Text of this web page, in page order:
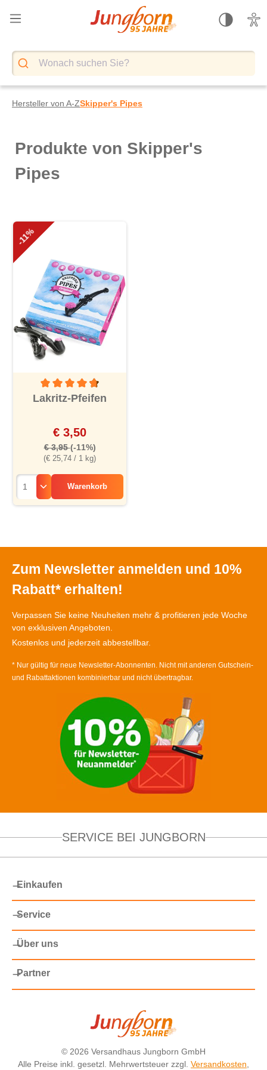
springen
Hersteller von A-ZSkipper's Pipes
Produkte von Skipper's
Pipes
-11%
Durchschnittliche Bewertung von 4.6 von 5 Sternen
Lakritz-Pfeifen
(€ 25,74 / 1 kg)
€ 3,50
€ 3,95(-11%)
Warenkorb
Zum Newsletter anmelden und 10%
Rabatt* erhalten!
Verpassen Sie keine Neuheiten mehr & profitieren jede Woche
von exklusiven Angeboten.
Kostenlos und jederzeit abbestellbar.
* Nur gültig für neue Newsletter-Abonnenten. Nicht mit anderen Gutschein-
und Rabattaktionen kombinierbar und nicht übertragbar.
SERVICE BEI JUNGBORN
Einkaufen
Service
Über uns
Partner
© 2026 Versandhaus Jungborn GmbH
Alle Preise inkl. gesetzl. Mehrwertsteuer zzgl. Versandkosten